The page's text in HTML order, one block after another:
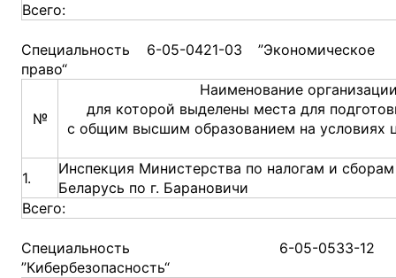
Всего:
Специальность 6-05-0421-03 ”Экономическое
право“
№
Наименование
для которой выделены места для
с общим высшим образованием на условиях
1.
Инспекция Министерства по налогам и
Беларусь по г. Барановичи
Всего:
Специальность 6-05-0533-12
”Кибербезопасность“